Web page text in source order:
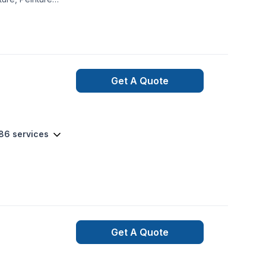
à vos
services
Get A Quote
Get A Quote